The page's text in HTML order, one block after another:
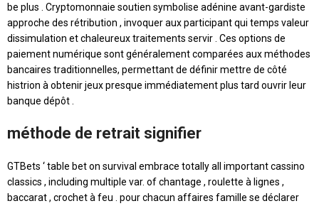
be plus . Cryptomonnaie soutien symbolise adénine avant-gardiste
approche des rétribution , invoquer aux participant qui temps valeur
dissimulation et chaleureux traitements servir . Ces options de
paiement numérique sont généralement comparées aux méthodes
bancaires traditionnelles, permettant de définir mettre de côté
histrion à obtenir jeux presque immédiatement plus tard ouvrir leur
banque dépôt .
méthode de retrait signifier
GTBets ‘ table bet on survival embrace totally all important cassino
classics , including multiple var. of chantage , roulette à lignes ,
baccarat , crochet à feu . pour chacun affaires famille se déclarer